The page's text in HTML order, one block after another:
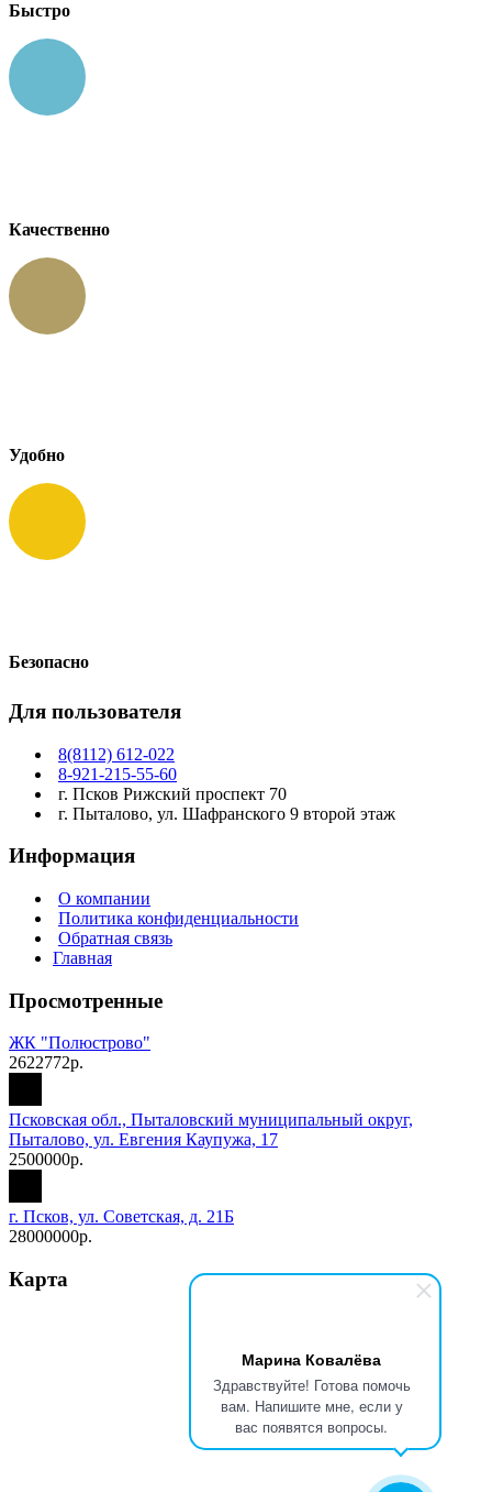
Марина Ковалёва
Здравствуйте! Готова помочь
вам. Напишите мне, если у
вас появятся вопросы.
Быстро
Качественно
Удобно
Безопасно
Для пользователя
8(8112) 612-022
8-921-215-55-60
г. Псков Рижский проспект 70
г. Пыталово, ул. Шафранского 9 второй этаж
Информация
О компании
Политика конфиденциальности
Обратная связь
Главная
Просмотренные
ЖК "Полюстрово"
2622772р.
Псковская обл., Пыталовский муниципальный округ,
Пыталово, ул. Евгения Каупужа, 17
2500000р.
г. Псков, ул. Советская, д. 21Б
28000000р.
Карта